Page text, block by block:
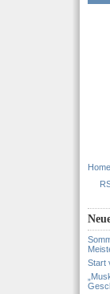
Home
Start